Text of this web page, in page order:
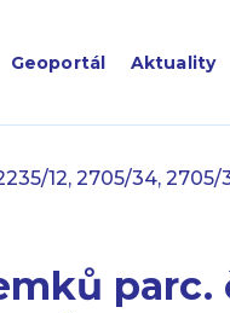
Geoportál Aktuality
12, 2705/34,
parc.